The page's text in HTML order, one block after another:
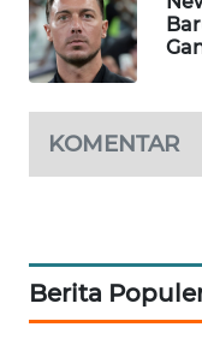
KOMENTAR
Berita
WAHANA
PERSONA
WAHANA
WAHANA